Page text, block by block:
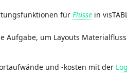
für Flüsse in
Aufgabe, um Layouts
und -kosten mit der